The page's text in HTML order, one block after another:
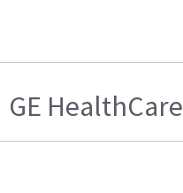
GE HealthCare